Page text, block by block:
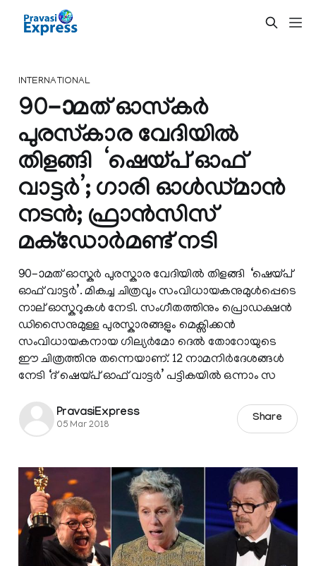
INTERNATIONAL
90–ാമത് ഓസ്കർ
പുരസ്കാര വേദിയിൽ
തിളങ്ങി ‘ഷെയ്പ് ഓഫ്
വാട്ടർ’; ഗാരി ഓൾഡ്മാൻ
നടൻ; ഫ്രാൻസിസ്
മക്‌ഡോർമണ്ട് നടി
90–ാമത് ഓസ്കർ പുരസ്കാര വേദിയിൽ തിളങ്ങി ‘ഷെയ്പ്
ഓഫ് വാട്ടർ’. മികച്ച ചിത്രവും സംവിധായകനുമുൾപ്പെടെ
നാല് ഓസ്കറുകൾ നേടി. സംഗീതത്തിനും പ്രൊഡക്ഷൻ
ഡിസൈനുമുള്ള പുരസ്കാരങ്ങളും മെക്സിക്കൻ
സംവിധായകനായ ഗില്യർമോ ദെൽ തോറോയുടെ
ഈ ചിത്രത്തിനു തന്നെയാണ്. 12 നാമനിർദേശങ്ങൾ
നേടി ‘ദ് ഷെയ്പ് ഓഫ് വാട്ടർ’ പട്ടികയിൽ ഒന്നാം സ
PravasiExpress
05 Mar 2018
Share